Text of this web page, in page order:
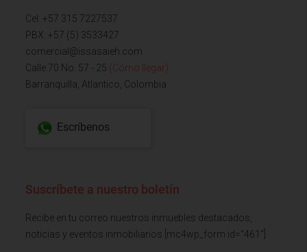
Cel: +57 315 7227537
PBX: +57 (5) 3533427
comercial@issasaieh.com
Calle 70 No. 57 - 25 (Cómo llegar)
Barranquilla, Atlantico, Colombia
Escríbenos
Suscríbete a nuestro boletín
Recibe en tu correo nuestros inmuebles destacados,
noticias y eventos inmobiliarios [mc4wp_form id="461"]